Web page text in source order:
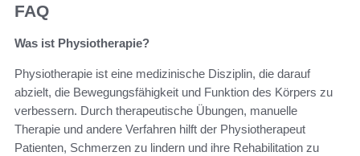
FAQ
Was ist Physiotherapie?
Physiotherapie ist eine medizinische Disziplin, die darauf
abzielt, die Bewegungsfähigkeit und Funktion des Körpers zu
verbessern. Durch therapeutische Übungen, manuelle
Therapie und andere Verfahren hilft der Physiotherapeut
Patienten, Schmerzen zu lindern und ihre Rehabilitation zu